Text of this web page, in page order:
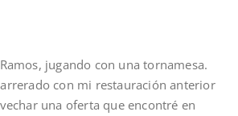
jugando con una tornamesa.
con mi restauración anterior
una oferta que encontré en